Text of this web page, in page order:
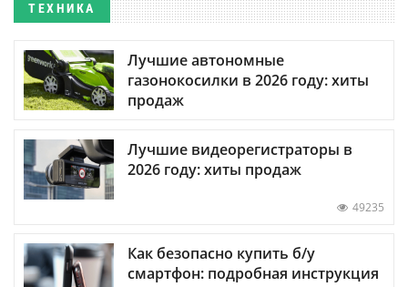
ТЕХНИКА
Лучшие автономные
газонокосилки в 2026 году: хиты
продаж
Лучшие видеорегистраторы в
2026 году: хиты продаж
49235
Как безопасно купить б/у
смартфон: подробная инструкция